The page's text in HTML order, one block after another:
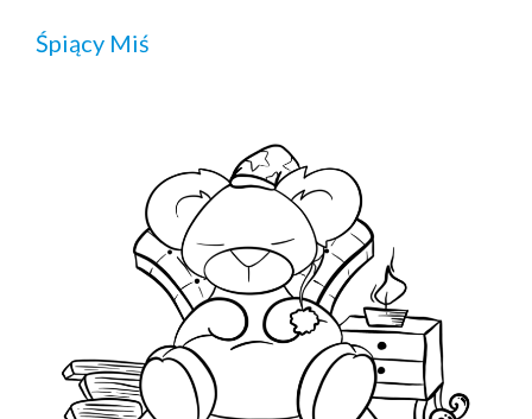
Śpiący Miś